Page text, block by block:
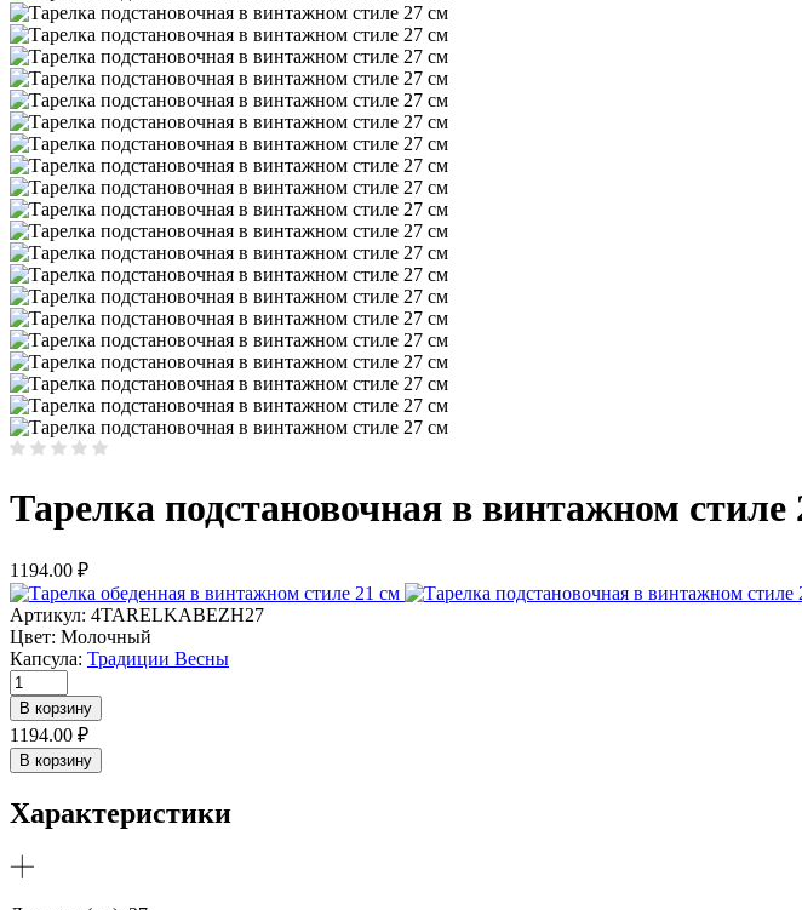
Тарелка подстановочная в винтажном стиле
1194.00 ₽
Артикул: 4TARELKABEZH27
Цвет: Молочный
Капсула: Традиции Весны
Количество
товара
Тарелка
подстановочная
в
стиле
см
В корзину
1194.00 ₽
В корзину
Характеристики